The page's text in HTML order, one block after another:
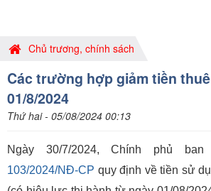
Chủ trương, chính sách
Các trường hợp giảm tiền
01/8/2024
Thứ hai - 05/08/2024 00:13
Ngày 30/7/2024, Chính phủ
103/2024/NĐ-CP quy định về tiền sử